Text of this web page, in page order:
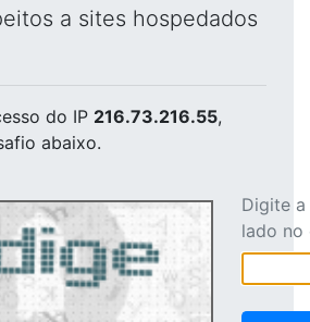
a sites hospedados
do IP 216.73.216.55,
abaixo.
Digite
lado no